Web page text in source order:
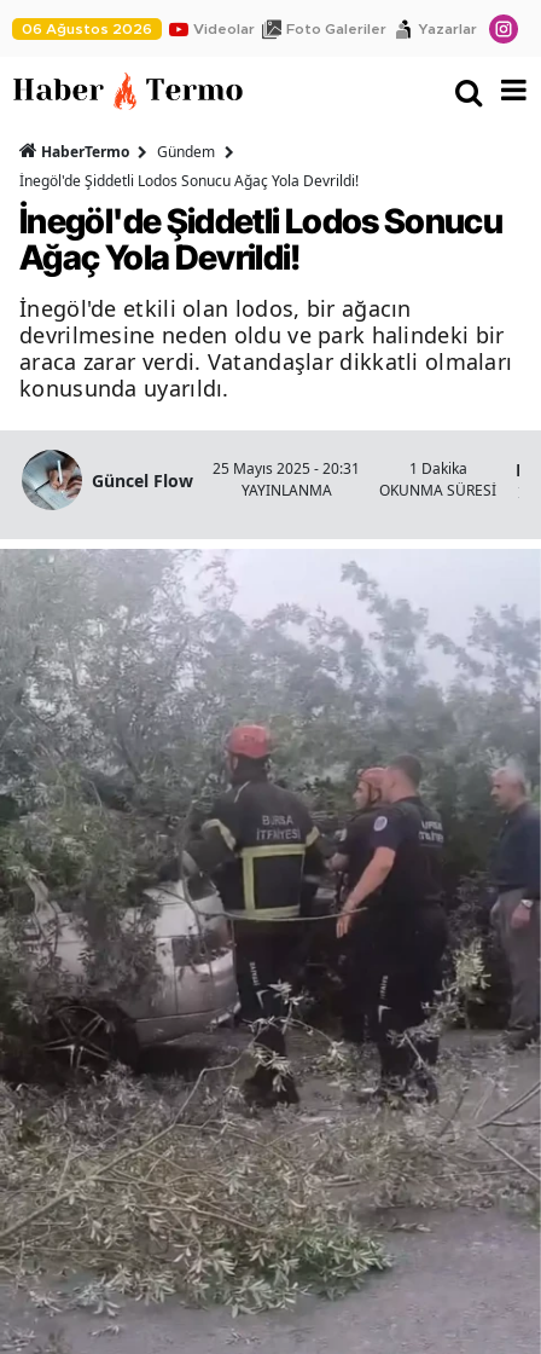
06 Ağustos 2026 Videolar Foto Galeriler Yazarlar
HaberTermo
Gündem
İnegöl'de Şiddetli Lodos Sonucu Ağaç Yola Devrildi!
İnegöl'de Şiddetli Lodos Sonucu
Ağaç Yola Devrildi!
İnegöl'de etkili olan lodos, bir ağacın
devrilmesine neden oldu ve park halindeki bir
araca zarar verdi. Vatandaşlar dikkatli olmaları
konusunda uyarıldı.
Güncel Flow
25 Mayıs 2025 - 20:31
YAYINLANMA
1 Dakika
OKUNMA SÜRESİ